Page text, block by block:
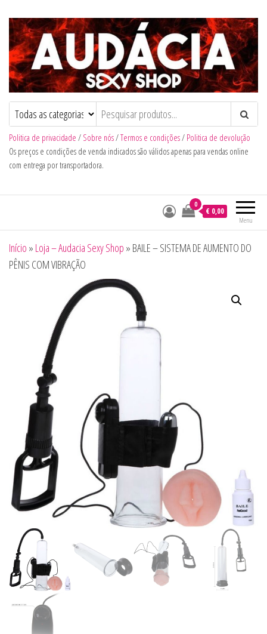
Audacia Sexy Shop
Politica de privacidade / Sobre nós/Termos e condições/ Politica de devolução
Os preços e condições de venda indicados são válidos apenas para vendas online
com entrega por transportadora.
Menu
0
€ 0,00
Início » Loja – Audacia Sexy Shop » BAILE – SISTEMA DE AUMENTO DO
PÊNIS COM VIBRAÇÃO